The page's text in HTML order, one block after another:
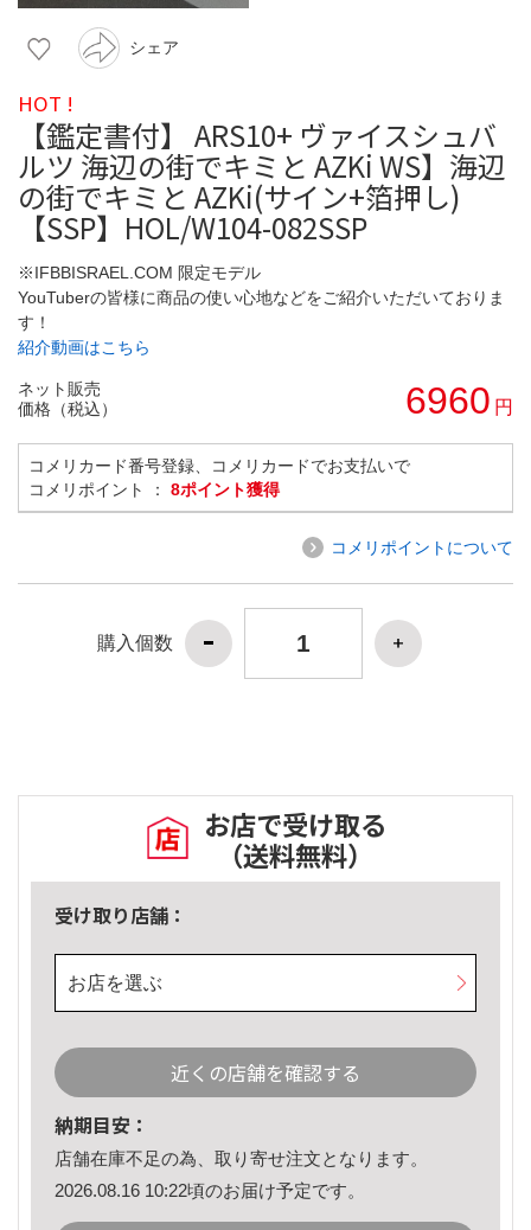
シェア
HOT !
【鑑定書付】 ARS10+ ヴァイスシュバ
ルツ 海辺の街でキミと AZKi WS】海辺
の街でキミと AZKi(サイン+箔押し)
【SSP】HOL/W104-082SSP
※IFBBISRAEL.COM 限定モデル
YouTuberの皆様に商品の使い心地などをご紹介いただいておりま
す！
紹介動画はこちら
ネット販売
価格（税込）
6960 円
コメリカード番号登録、コメリカードでお支払いで
コメリポイント ： 8ポイント獲得
コメリポイントについて
購入個数
お店で受け取る
（送料無料）
受け取り店舗：
お店を選ぶ
近くの店舗を確認する
納期目安：
店舗在庫不足の為、取り寄せ注文となります。
2026.08.16 10:22頃のお届け予定です。